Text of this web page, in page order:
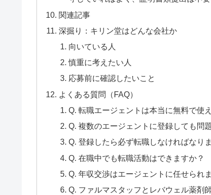
関連記事
深掘り：キリン堂はどんな会社か
向いている人
慎重に考えたい人
応募前に確認したいこと
よくある質問（FAQ）
Q. 転職エージェントは本当に無料で使
Q. 複数のエージェントに登録しても問
Q. 登録したら必ず転職しなければなり
Q. 在職中でも転職活動はできますか？
Q. 年収交渉はエージェントに任せられ
Q. ファルマスタッフとレバウェル薬剤